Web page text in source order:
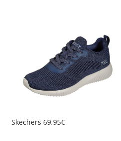
Skechers 69,95€